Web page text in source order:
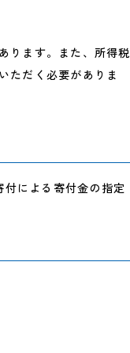
ります。また、所得税
ただく必要がありま
による寄付金の指定